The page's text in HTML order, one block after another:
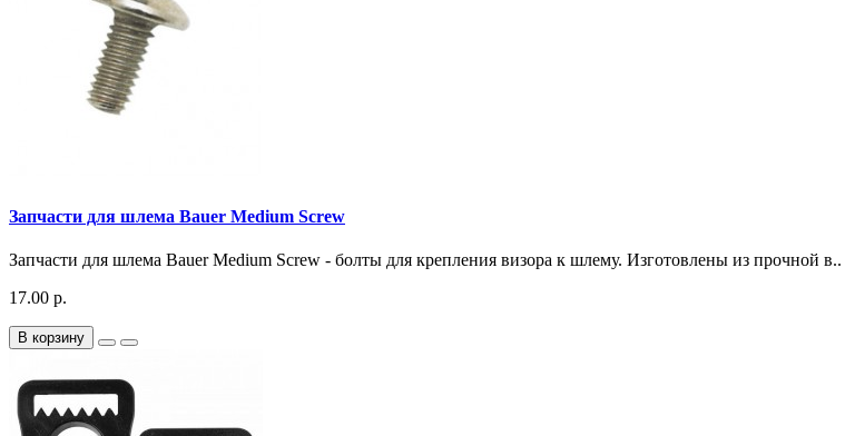
Запчасти для шлема Bauer Medium Screw
Запчасти для шлема Bauer Medium Screw - болты для крепления визора к шлему. Изготовлены из прочной в..
17.00 р.
В корзину